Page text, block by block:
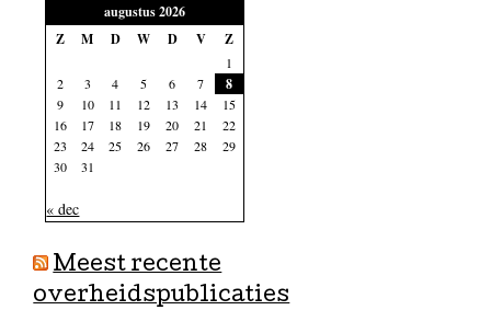
augustus 2026
Z
M D W D V Z
1
2
3 4 5 6 7 8
9 10 11 12 13 14
15
16
17 18 19 20 21
22
23
24 25 26 27 28
29
30
31
« dec
Meest recente
overheidspublicaties